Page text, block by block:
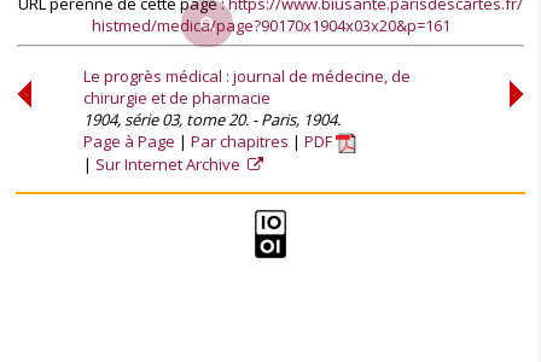
histmed/medica/page?90170x1904x03x20&p=161
Le progrès médical : journal de médecine, de
chirurgie et de pharmacie
1904, série 03, tome 20. - Paris, 1904.
Page à Page
Par chapitres
PDF
Sur Internet Archive